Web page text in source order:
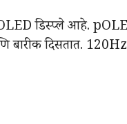
डिस्प्ले आहे.
बारीक दिसतात.